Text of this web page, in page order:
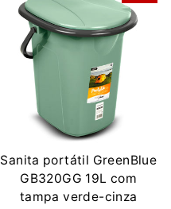
Sanita portátil GreenBlue
GB320GG 19L com
tampa verde-cinza